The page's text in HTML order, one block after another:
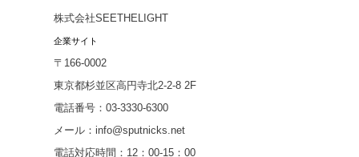
株式会社SEETHELIGHT
企業サイト
〒166-0002
東京都杉並区高円寺北2-2-8 2F
電話番号：03-3330-6300
メール：info@sputnicks.net
電話対応時間：12：00-15：00